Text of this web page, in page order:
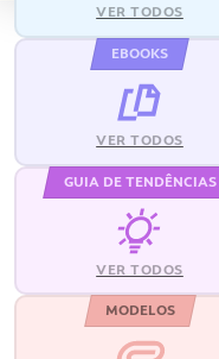
VER TODOS
EBOOKS
VER TODOS
GUIA DE TENDÊNCIAS
VER TODOS
MODELOS